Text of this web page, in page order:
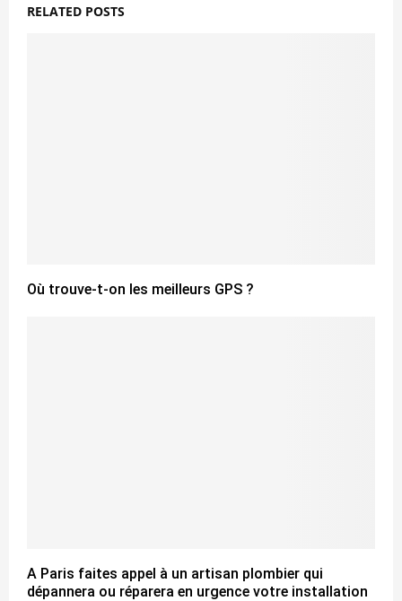
RELATED POSTS
Où trouve-t-on les meilleurs GPS ?
A Paris faites appel à un artisan plombier qui
dépannera ou réparera en urgence votre installation